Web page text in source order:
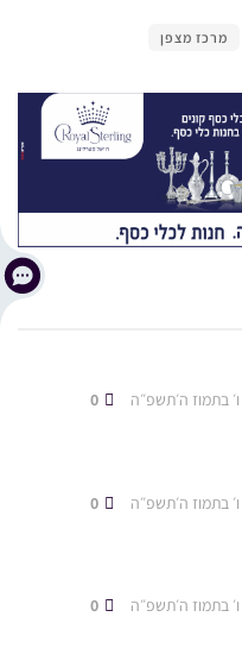
מרכז מצפן
ו׳ בתמוז ה׳תשפ״ה
ו׳ בתמוז ה׳תשפ״ה
ו׳ בתמוז ה׳תשפ״ה